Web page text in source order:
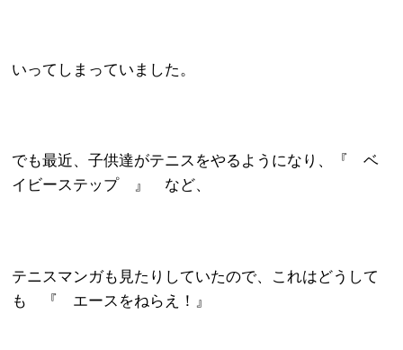
いってしまっていました。
でも最近、子供達がテニスをやるようになり、『 ベ
イビーステップ 』 など、
テニスマンガも見たりしていたので、これはどうして
も 『 エースをねらえ！』